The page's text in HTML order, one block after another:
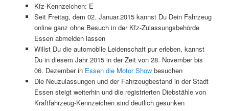
Kfz-Kennzeichen: E
Seit Freitag, dem 02. Januar.2015 kannst Du Dein Fahrzeug
online ganz ohne Besuch in der Kfz-Zulassungsbehörde
Essen abmelden lassen
Willst Du die automobile Leidenschaft pur erleben, kannst
Du in diesem Jahr 2015 in der Zeit von 28. November bis
06. Dezember in Essen die Motor Showbesuchen
Die Neuzulassungen und der Fahrzeugbestand in der Stadt
Essen steigt weiterhin und die registrierten Diebstähle von
Kraftfahrzeug-Kennzeichen sind deutlich gesunken